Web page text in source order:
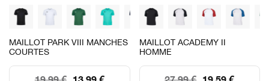
MAILLOT PARK VIII MANCHES
COURTES
13.99 €
19.99 €
MAILLOT ACADEMY II
HOMME
19.59 €
27.99 €